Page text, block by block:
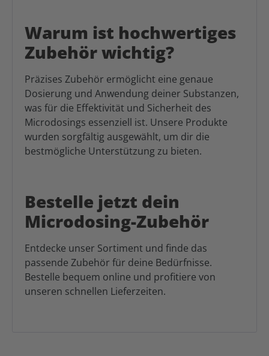
Warum ist hochwertiges
Zubehör wichtig?
Präzises Zubehör ermöglicht eine genaue
Dosierung und Anwendung deiner Substanzen,
was für die Effektivität und Sicherheit des
Microdosings essenziell ist. Unsere Produkte
wurden sorgfältig ausgewählt, um dir die
bestmögliche Unterstützung zu bieten.
Bestelle jetzt dein
Microdosing-Zubehör
Entdecke unser Sortiment und finde das
passende Zubehör für deine Bedürfnisse.
Bestelle bequem online und profitiere von
unseren schnellen Lieferzeiten.